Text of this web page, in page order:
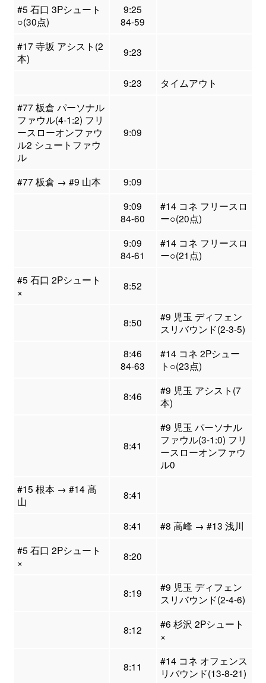
#5 石口 3Pシュート
○(30点)
9:25
84-59
#17 寺坂 アシスト(2
本)
9:23
9:23
タイムアウト
#77 板倉 パーソナル
ファウル(4-1:2) フリ
ースローオンファウ
ル2 シュートファウ
ル
9:09
#77 板倉 → #9 山本
9:09
9:09
84-60
#14 コネ フリースロ
ー○(20点)
9:09
84-61
#14 コネ フリースロ
ー○(21点)
#5 石口 2Pシュート
×
8:52
8:50
#9 児玉 ディフェン
スリバウンド(2-3-5)
8:46
84-63
#14 コネ 2Pシュー
ト○(23点)
8:46
#9 児玉 アシスト(7
本)
8:41
#9 児玉 パーソナル
ファウル(3-1:0) フリ
ースローオンファウ
ル0
#15 根本 → #14 髙
山
8:41
8:41
#8 高峰 → #13 浅川
#5 石口 2Pシュート
×
8:20
8:19
#9 児玉 ディフェン
スリバウンド(2-4-6)
8:12
#6 杉沢 2Pシュート
×
8:11
#14 コネ オフェンス
リバウンド(13-8-21)